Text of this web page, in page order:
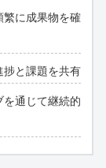
繁に成果物を確
捗と課題を共有
通じて継続的